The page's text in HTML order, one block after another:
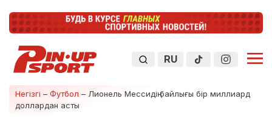
RU
Негізгі – Футбол – Лионель Мессидің байлығы бір миллиард
доллардан асты